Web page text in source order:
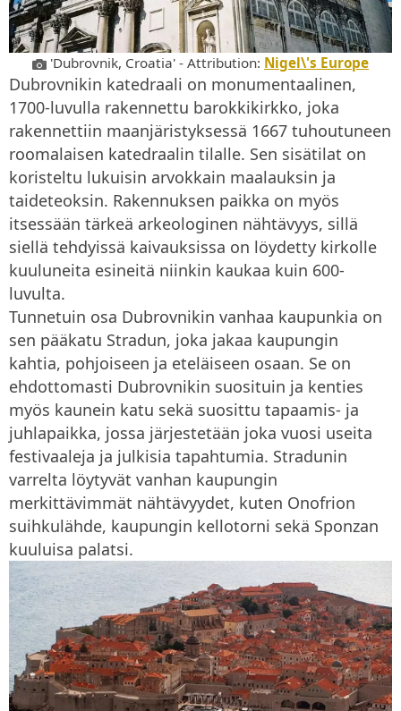
'Dubrovnik, Croatia' - Attribution: Nigel\'s Europe
Dubrovnikin katedraali on monumentaalinen,
1700-luvulla rakennettu barokkikirkko, joka
rakennettiin maanjäristyksessä 1667 tuhoutuneen
roomalaisen katedraalin tilalle. Sen sisätilat on
koristeltu lukuisin arvokkain maalauksin ja
taideteoksin. Rakennuksen paikka on myös
itsessään tärkeä arkeologinen nähtävyys, sillä
siellä tehdyissä kaivauksissa on löydetty kirkolle
kuuluneita esineitä niinkin kaukaa kuin 600-
luvulta.
Tunnetuin osa Dubrovnikin vanhaa kaupunkia on
sen pääkatu Stradun, joka jakaa kaupungin
kahtia, pohjoiseen ja eteläiseen osaan. Se on
ehdottomasti Dubrovnikin suosituin ja kenties
myös kaunein katu sekä suosittu tapaamis- ja
juhlapaikka, jossa järjestetään joka vuosi useita
festivaaleja ja julkisia tapahtumia. Stradunin
varrelta löytyvät vanhan kaupungin
merkittävimmät nähtävyydet, kuten Onofrion
suihkulähde, kaupungin kellotorni sekä Sponzan
kuuluisa palatsi.